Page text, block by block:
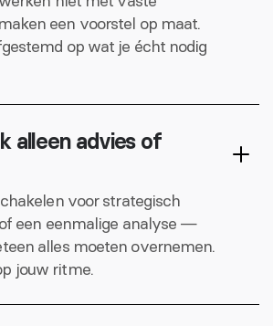
een voorstel op maat.
op wat je écht nodig
alleen advies of
voor strategisch
een eenmalige analyse —
alles moeten overnemen.
jouw ritme.